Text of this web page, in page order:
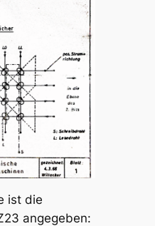
ist die
angegeben: